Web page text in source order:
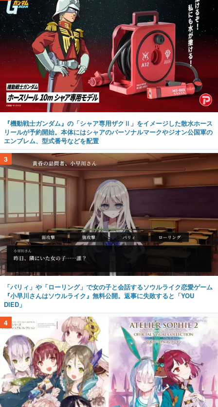
『機動戦士ガンダム』の「シャア専用ザクⅡ」をイメージした散水ホース
リールが予約開始。本体にはシャアのパーソナルマークやジオン公国軍の
エンブレム、型式番号などを配置
3
「パリィ」や「ローリング」で女の子と会話するソウルライク恋愛ゲーム
『小早川さんはソウルライク』無料公開。返事に失敗すると「YOU
DIED」
4